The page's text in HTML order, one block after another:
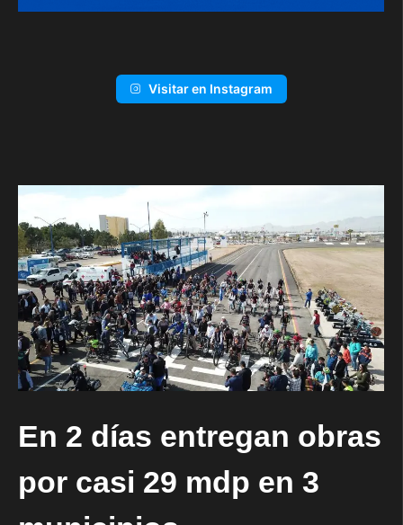
Visitar en Instagram
En 2 días entregan obras
por casi 29 mdp en 3